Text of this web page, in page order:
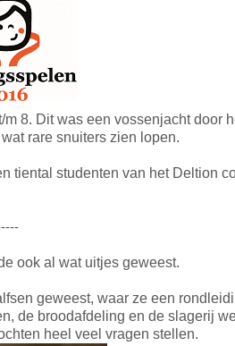
8. Dit was een vossenjacht door
rare snuiters zien lopen.
tiental studenten van het Deltion
ook al wat uitjes geweest.
geweest, waar ze een
de broodafdeling en de slagerij
heel veel vragen stellen.